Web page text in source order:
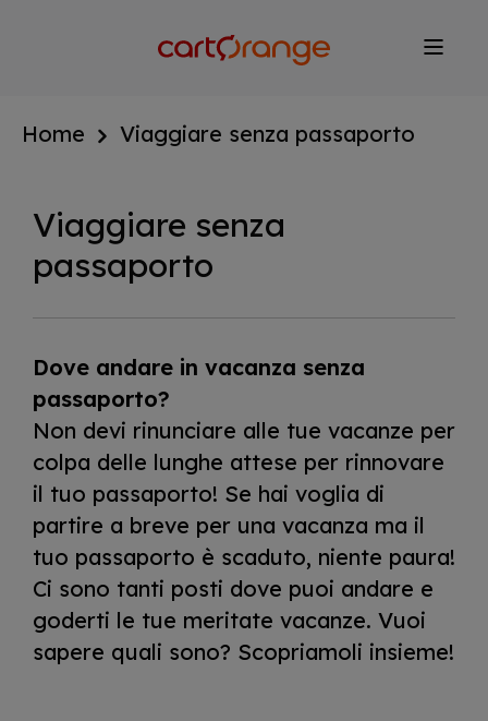
Home Viaggiare senza passaporto
Viaggiare senza
passaporto
Dove andare in vacanza senza
passaporto?
Non devi rinunciare alle tue vacanze per
colpa delle lunghe attese per rinnovare
il tuo passaporto! Se hai voglia di
partire a breve per una vacanza ma il
tuo passaporto è scaduto, niente paura!
Ci sono tanti posti dove puoi andare e
goderti le tue meritate vacanze. Vuoi
sapere quali sono? Scopriamoli insieme!